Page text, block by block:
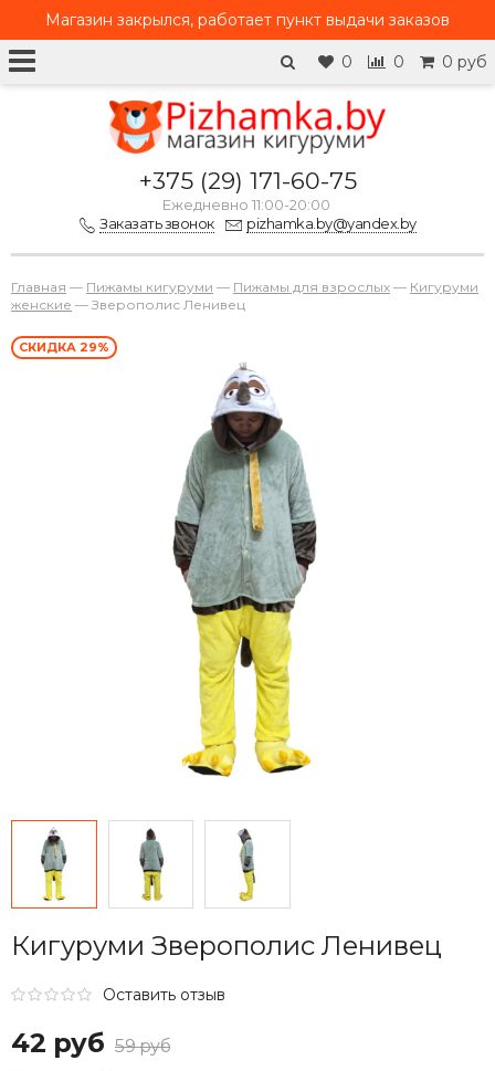
0 0 0 руб
Магазин закрылся, работает пункт выдачи заказов
+375 (29) 171-60-75
Ежедневно 11:00-20:00
Заказать звонок
pizhamka.by@yandex.by
Главная — Пижамы кигуруми — Пижамы для взрослых — Кигуруми
женские — Зверополис Ленивец
СКИДКА 29%
Кигуруми Зверополис Ленивец
Оставить отзыв
42 руб 59 руб